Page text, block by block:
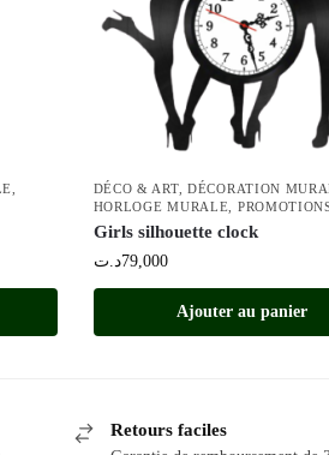
,
DÉCO & ART, DÉCORATION
HORLOGE MURALE,
Girls silhouette clock
79,000د.ت
Ajouter au panier
Retours faciles